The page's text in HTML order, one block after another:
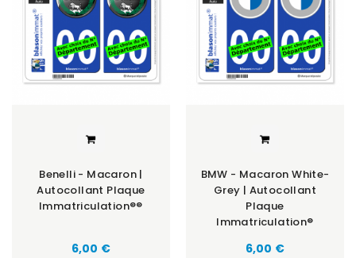
Benelli - Macaron |
Autocollant Plaque
Immatriculation®®
6,00 €
BMW - Macaron White-
Grey | Autocollant
Plaque
Immatriculation®
6,00 €